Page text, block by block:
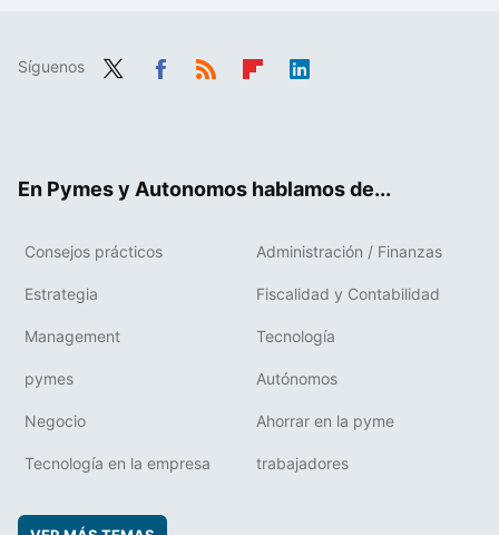
Síguenos
En Pymes y Autonomos hablamos de...
Consejos prácticos Administración / Finanzas
Estrategia Fiscalidad y Contabilidad
Management Tecnología
pymes Autónomos
Negocio Ahorrar en la pyme
Tecnología en la empresa trabajadores